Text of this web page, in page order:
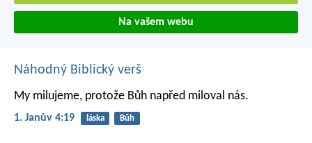
Na vašem webu
Náhodný Biblický verš
My milujeme, protože Bůh napřed miloval nás.
1. Janův 4:19 láska Bůh